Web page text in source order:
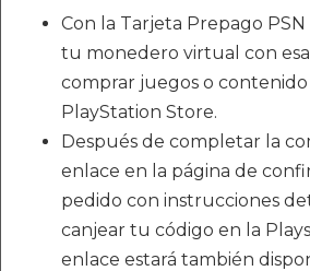
Con la Tarjeta Prepago
tu monedero virtual con
comprar juegos o
PlayStation Store.
Después de completar la
enlace en la página de
pedido con instrucciones
canjear tu código en la
enlace estará también